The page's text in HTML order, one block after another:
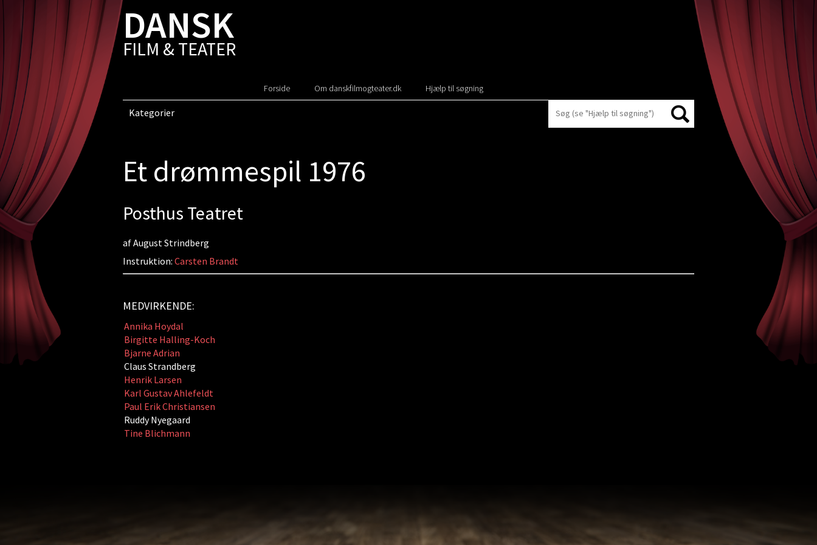
DANSK
FILM & TEATER
Forside Om danskfilmogteater.dk Hjælp til søgning
Kategorier
Et drømmespil 1976
Posthus Teatret
af August Strindberg
Instruktion: Carsten Brandt
MEDVIRKENDE:
Annika Hoydal
Birgitte Halling-Koch
Bjarne Adrian
Claus Strandberg
Henrik Larsen
Karl Gustav Ahlefeldt
Paul Erik Christiansen
Ruddy Nyegaard
Tine Blichmann